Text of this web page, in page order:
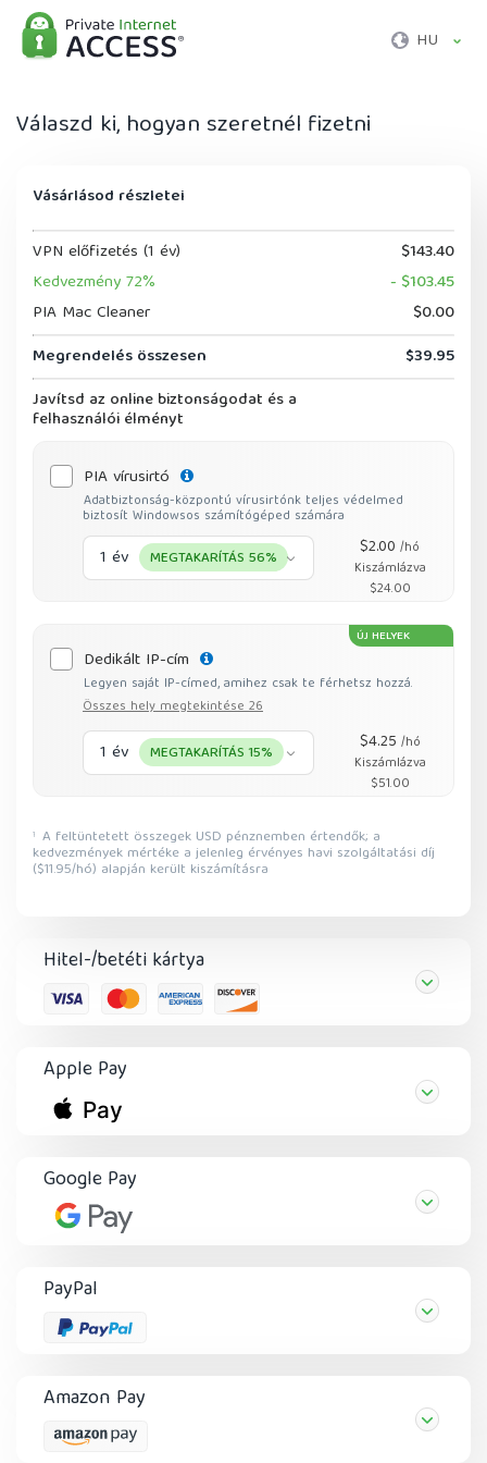
HU
Válaszd ki, hogyan szeretnél fizetni
Hitel-/betéti kártya
Apple Pay
Google Pay
PayPal
Amazon Pay
Vásárlásod részletei
VPN előfizetés (1 év)
$143.40
Kedvezmény 72%
- $103.45
PIA Mac Cleaner
$0.00
Megrendelés összesen
$39.95
Javítsd az online biztonságodat és a
felhasználói élményt
PIA vírusirtó
Adatbiztonság-központú vírusirtónk teljes védelmed
biztosít Windowsos számítógéped számára
1 év MEGTAKARÍTÁS 56% $2.00/hó
Kiszámlázva
$24.00
ÚJ HELYEK
Dedikált IP-cím
Legyen saját IP-címed, amihez csak te férhetsz hozzá.
Összes hely megtekintése 26
1 év MEGTAKARÍTÁS 15% $4.25 /hó
Kiszámlázva
$51.00
1 A feltüntetett összegek USD pénznemben értendők; a
kedvezmények mértéke a jelenleg érvényes havi szolgáltatási díj
($11.95/hó) alapján került kiszámításra